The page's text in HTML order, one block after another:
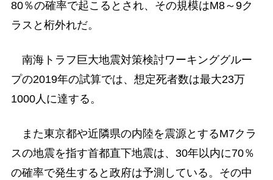
80％の確率で起こるとされ、その規模はM8～9ク
ラスと桁外れだ。
南海トラフ巨大地震対策検討ワーキンググルー
プの2019年の試算では、想定死者数は最大23万
1000人に達する。
また東京都や近隣県の内陸を震源とするM7クラ
スの地震を指す首都直下地震は、30年以内に70％
の確率で発生すると政府は予測している。その中